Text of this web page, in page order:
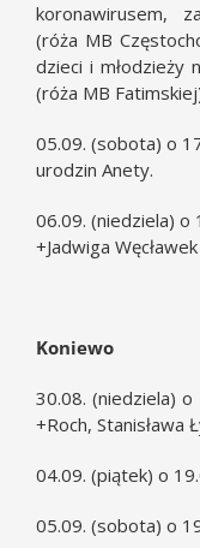
koronawirusem,
(róża MB
dzieci i młodzieży
(róża MB
05.09. (sobota) o
urodzin Anety.
06.09. (niedziela) o
+Jadwiga
Koniewo
30.08. (niedziela) o
+Roch, Stanisława
04.09. (piątek) o
05.09. (sobota) o